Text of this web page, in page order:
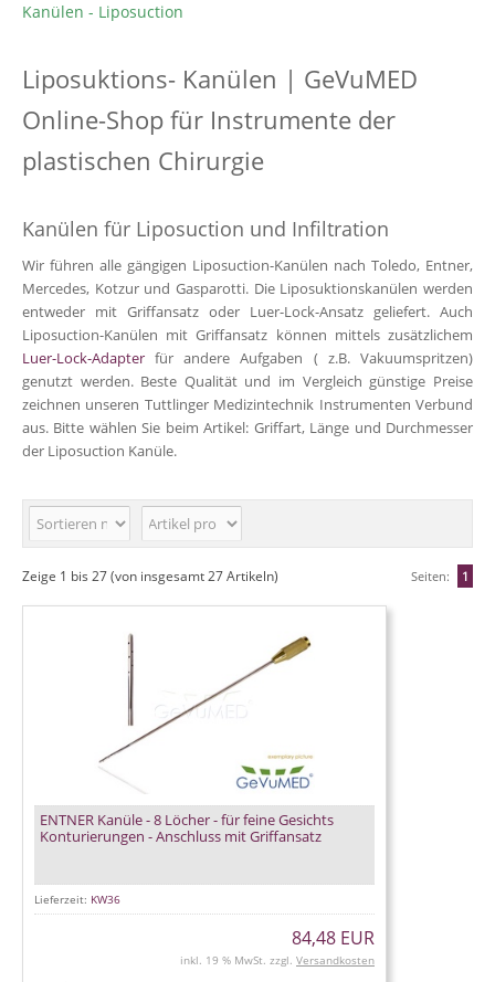
Kanülen - Liposuction
Liposuktions- Kanülen | GeVuMED
Online-Shop für Instrumente der
plastischen Chirurgie
Kanülen für Liposuction und Infiltration
Wir führen alle gängigen Liposuction-Kanülen nach Toledo, Entner,
Mercedes, Kotzur und Gasparotti. Die Liposuktionskanülen werden
entweder mit Griffansatz oder Luer-Lock-Ansatz geliefert. Auch
Liposuction-Kanülen mit Griffansatz können mittels zusätzlichem
Luer-Lock-Adapter für andere Aufgaben ( z.B. Vakuumspritzen)
genutzt werden. Beste Qualität und im Vergleich günstige Preise
zeichnen unseren Tuttlinger Medizintechnik Instrumenten Verbund
aus. Bitte wählen Sie beim Artikel: Griffart, Länge und Durchmesser
der Liposuction Kanüle.
Zeige 1 bis 27(von insgesamt27Artikeln) Seiten: 1
ENTNER Kanüle - 8 Löcher - für feine Gesichts
Konturierungen - Anschluss mit Griffansatz
Lieferzeit: KW36
84,48 EUR
inkl. 19 % MwSt. zzgl. Versandkosten